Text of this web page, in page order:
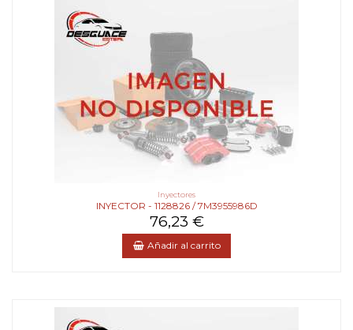
Inyectores
INYECTOR - 1128826 / 7M3955986D
76,23 €
Añadir al carrito